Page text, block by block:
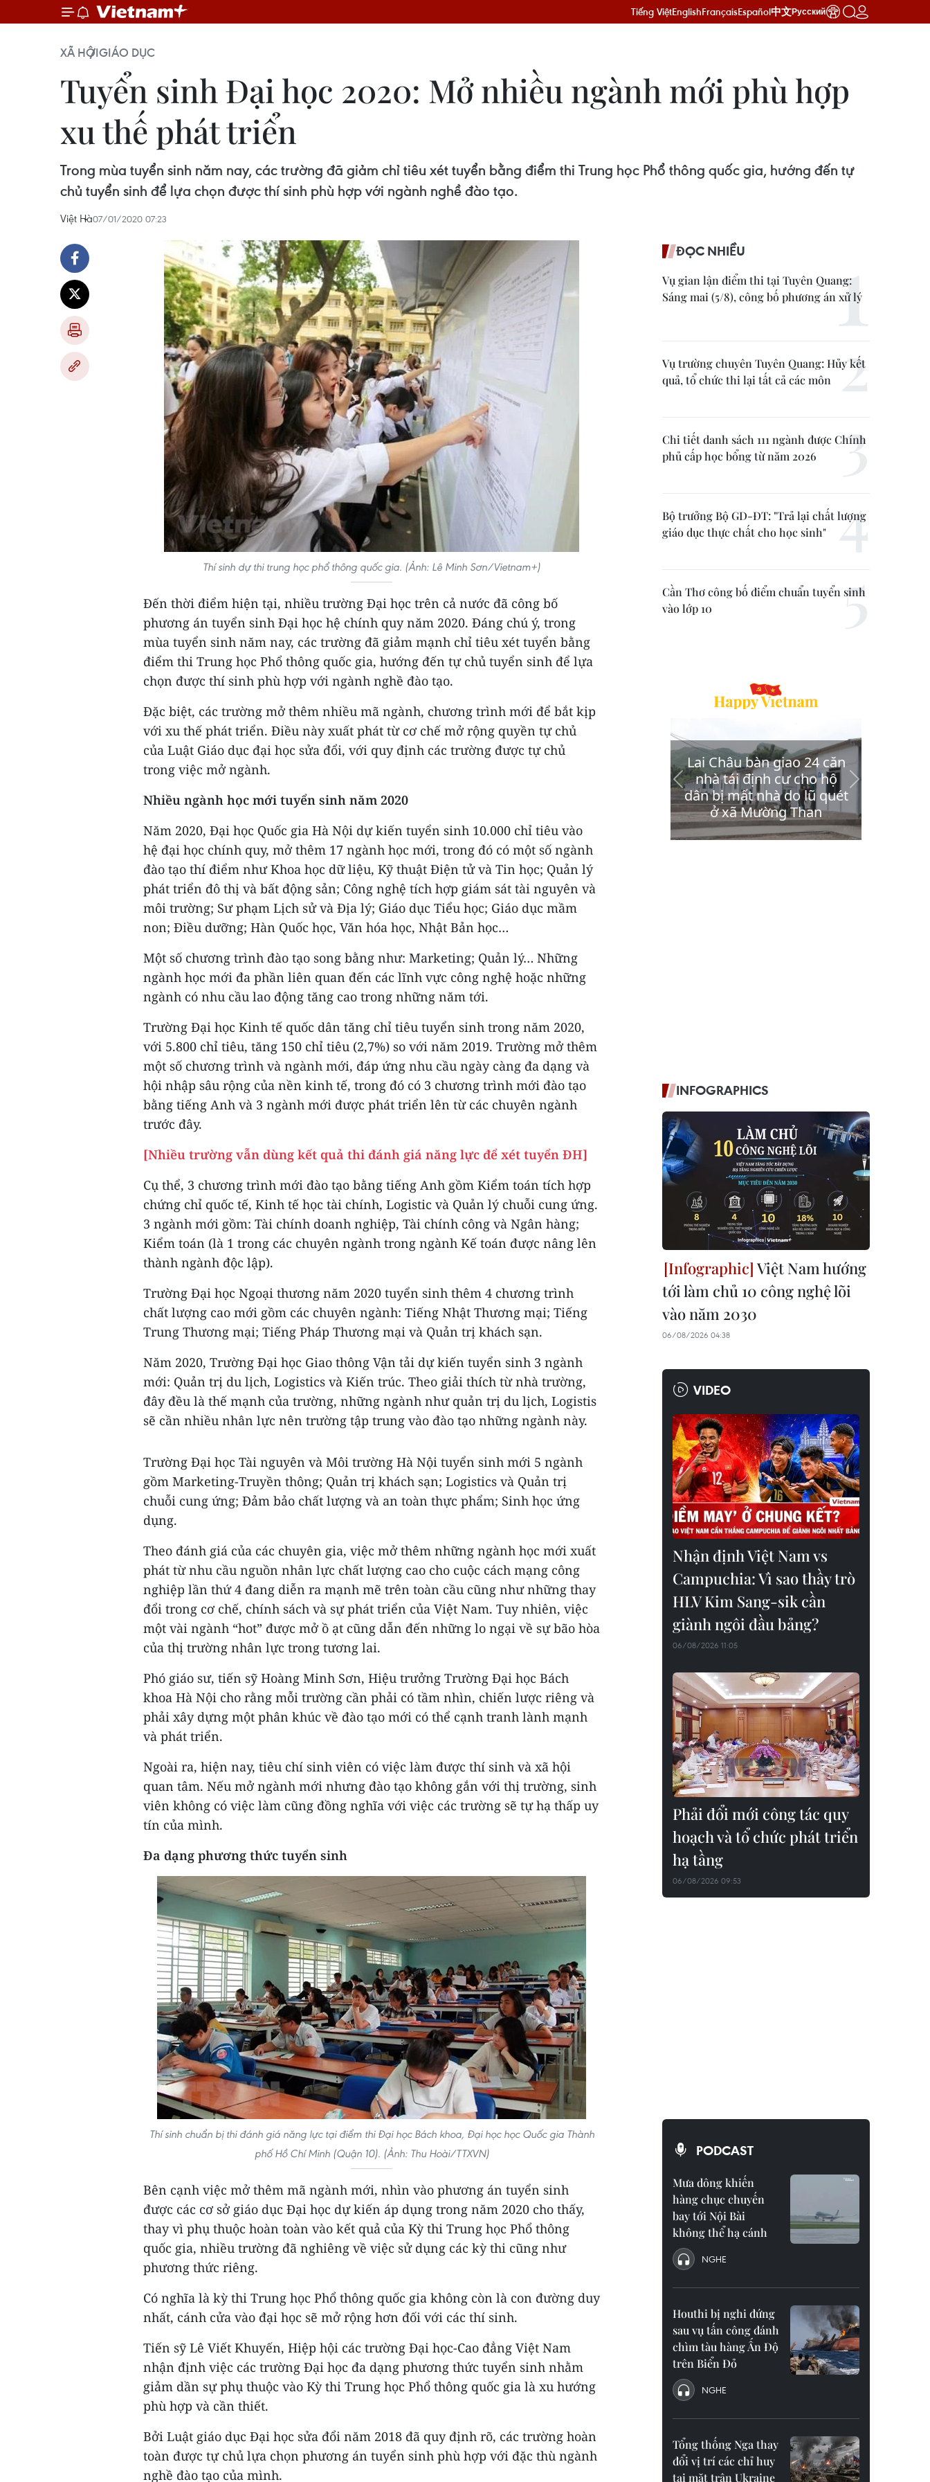
Tiếng ViệtEnglishFrançaisEspañol中文Русский
XÃ HỘIGIÁO DỤC
Tuyển sinh Đại học 2020: Mở nhiều ngành mới phù hợp
xu thế phát triển
Trong mùa tuyển sinh năm nay, các trường đã giảm chỉ tiêu xét tuyển bằng điểm thi Trung học Phổ thông quốc gia, hướng đến tự
chủ tuyển sinh để lựa chọn được thí sinh phù hợp với ngành nghề đào tạo.
Việt Hà07/01/2020 07:23
Thí sinh dự thi trung học phổ thông quốc gia. (Ảnh: Lê Minh Sơn/Vietnam+)
Đến thời điểm hiện tại, nhiều trường Đại học trên cả nước đã công bố
phương án tuyển sinh Đại học hệ chính quy năm 2020. Đáng chú ý, trong
mùa tuyển sinh năm nay, các trường đã giảm mạnh chỉ tiêu xét tuyển bằng
điểm thi Trung học Phổ thông quốc gia, hướng đến tự chủ tuyển sinh để lựa
chọn được thí sinh phù hợp với ngành nghề đào tạo.
Đặc biệt, các trường mở thêm nhiều mã ngành, chương trình mới để bắt kịp
với xu thế phát triển. Điều này xuất phát từ cơ chế mở rộng quyền tự chủ
của Luật Giáo dục đại học sửa đổi, với quy định các trường được tự chủ
trong việc mở ngành.
Nhiều ngành học mới tuyển sinh năm 2020
Năm 2020, Đại học Quốc gia Hà Nội dự kiến tuyển sinh 10.000 chỉ tiêu vào
hệ đại học chính quy, mở thêm 17 ngành học mới, trong đó có một số ngành
đào tạo thí điểm như Khoa học dữ liệu, Kỹ thuật Điện tử và Tin học; Quản lý
phát triển đô thị và bất động sản; Công nghệ tích hợp giám sát tài nguyên và
môi trường; Sư phạm Lịch sử và Địa lý; Giáo dục Tiểu học; Giáo dục mầm
non; Điều dưỡng; Hàn Quốc học, Văn hóa học, Nhật Bản học…
Một số chương trình đào tạo song bằng như: Marketing; Quản lý… Những
ngành học mới đa phần liên quan đến các lĩnh vực công nghệ hoặc những
ngành có nhu cầu lao động tăng cao trong những năm tới.
Trường Đại học Kinh tế quốc dân tăng chỉ tiêu tuyển sinh trong năm 2020,
với 5.800 chỉ tiêu, tăng 150 chỉ tiêu (2,7%) so với năm 2019. Trường mở thêm
một số chương trình và ngành mới, đáp ứng nhu cầu ngày càng đa dạng và
hội nhập sâu rộng của nền kinh tế, trong đó có 3 chương trình mới đào tạo
bằng tiếng Anh và 3 ngành mới được phát triển lên từ các chuyên ngành
trước đây.
[Nhiều trường vẫn dùng kết quả thi đánh giá năng lực để xét tuyển ĐH]
Cụ thể, 3 chương trình mới đào tạo bằng tiếng Anh gồm Kiểm toán tích hợp
chứng chỉ quốc tế, Kinh tế học tài chính, Logistic và Quản lý chuỗi cung ứng.
3 ngành mới gồm: Tài chính doanh nghiệp, Tài chính công và Ngân hàng;
Kiểm toán (là 1 trong các chuyên ngành trong ngành Kế toán được nâng lên
thành ngành độc lập).
Trường Đại học Ngoại thương năm 2020 tuyển sinh thêm 4 chương trình
chất lượng cao mới gồm các chuyên ngành: Tiếng Nhật Thương mại; Tiếng
Trung Thương mại; Tiếng Pháp Thương mại và Quản trị khách sạn.
Năm 2020, Trường Đại học Giao thông Vận tải dự kiến tuyển sinh 3 ngành
mới: Quản trị du lịch, Logistics và Kiến trúc. Theo giải thích từ nhà trường,
đây đều là thế mạnh của trường, những ngành như quản trị du lịch, Logistis
sẽ cần nhiều nhân lực nên trường tập trung vào đào tạo những ngành này.
Trường Đại học Tài nguyên và Môi trường Hà Nội tuyển sinh mới 5 ngành
gồm Marketing-Truyền thông; Quản trị khách sạn; Logistics và Quản trị
chuỗi cung ứng; Đảm bảo chất lượng và an toàn thực phẩm; Sinh học ứng
dụng.
Theo đánh giá của các chuyên gia, việc mở thêm những ngành học mới xuất
phát từ nhu cầu nguồn nhân lực chất lượng cao cho cuộc cách mạng công
nghiệp lần thứ 4 đang diễn ra mạnh mẽ trên toàn cầu cũng như những thay
đổi trong cơ chế, chính sách và sự phát triển của Việt Nam. Tuy nhiên, việc
một vài ngành “hot” được mở ồ ạt cũng dẫn đến những lo ngại về sự bão hòa
của thị trường nhân lực trong tương lai.
Phó giáo sư, tiến sỹ Hoàng Minh Sơn, Hiệu trưởng Trường Đại học Bách
khoa Hà Nội cho rằng mỗi trường cần phải có tầm nhìn, chiến lược riêng và
phải xây dựng một phân khúc về đào tạo mới có thể cạnh tranh lành mạnh
và phát triển.
Ngoài ra, hiện nay, tiêu chí sinh viên có việc làm được thí sinh và xã hội
quan tâm. Nếu mở ngành mới nhưng đào tạo không gắn với thị trường, sinh
viên không có việc làm cũng đồng nghĩa với việc các trường sẽ tự hạ thấp uy
tín của mình.
Đa dạng phương thức tuyển sinh
Thí sinh chuẩn bị thi đánh giá năng lực tại điểm thi Đại học Bách khoa, Đại học học Quốc gia Thành
phố Hồ Chí Minh (Quận 10). (Ảnh: Thu Hoài/TTXVN)
Bên cạnh việc mở thêm mã ngành mới, nhìn vào phương án tuyển sinh
được các cơ sở giáo dục Đại học dự kiến áp dụng trong năm 2020 cho thấy,
thay vì phụ thuộc hoàn toàn vào kết quả của Kỳ thi Trung học Phổ thông
quốc gia, nhiều trường đã nghiêng về việc sử dụng các kỳ thi cũng như
phương thức riêng.
Có nghĩa là kỳ thi Trung học Phổ thông quốc gia không còn là con đường duy
nhất, cánh cửa vào đại học sẽ mở rộng hơn đối với các thí sinh.
Tiến sỹ Lê Viết Khuyến, Hiệp hội các trường Đại học-Cao đẳng Việt Nam
nhận định việc các trường Đại học đa dạng phương thức tuyển sinh nhằm
giảm dần sự phụ thuộc vào Kỳ thi Trung học Phổ thông quốc gia là xu hướng
phù hợp và cần thiết.
Bởi Luật giáo dục Đại học sửa đổi năm 2018 đã quy định rõ, các trường hoàn
toàn được tự chủ lựa chọn phương án tuyển sinh phù hợp với đặc thù ngành
nghề đào tạo của mình.
ĐỌC NHIỀU
Vụ gian lận điểm thi tại Tuyên Quang:
Sáng mai (5/8), công bố phương án xử lý
Vụ trường chuyên Tuyên Quang: Hủy kết
quả, tổ chức thi lại tất cả các môn
Chi tiết danh sách 111 ngành được Chính
phủ cấp học bổng từ năm 2026
Bộ trưởng Bộ GD-ĐT: "Trả lại chất lượng
giáo dục thực chất cho học sinh"
Cần Thơ công bố điểm chuẩn tuyển sinh
vào lớp 10
INFOGRAPHICS
Việt Nam hướng
tới làm chủ 10 công nghệ lõi
vào năm 2030
06/08/2026 04:38
VIDEO
Nhận định Việt Nam vs
Campuchia: Vì sao thầy trò
HLV Kim Sang-sik cần
giành ngôi đầu bảng?
06/08/2026 11:05
Phải đổi mới công tác quy
hoạch và tổ chức phát triển
hạ tầng
06/08/2026 09:53
PODCAST
Mưa dông khiến
hàng chục chuyến
bay tới Nội Bài
không thể hạ cánh
NGHE
Houthi bị nghi đứng
sau vụ tấn công đánh
chìm tàu hàng Ấn Độ
trên Biển Đỏ
NGHE
Tổng thống Nga thay
đổi vị trí các chỉ huy
tại mặt trận Ukraine